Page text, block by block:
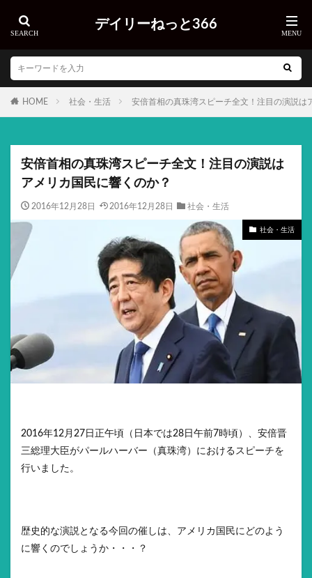
デイリーねっと366
HOME 社会・生活 安倍首相の真珠湾スピーチ全文！注目の演説は
安倍首相の真珠湾スピーチ全文！注目の演説は
アメリカ国民に響くのか？
2016年12月28日 2016年12月28日 社会・生活
社会・生活
2016年12月27日正午頃（日本では28日午前7時頃）、安倍晋
三総理大臣がパールハーバー（真珠湾）におけるスピーチを
行いました。
歴史的な演説となる今回の催しは、アメリカ国民にどのよう
に響くのでしょうか・・・？